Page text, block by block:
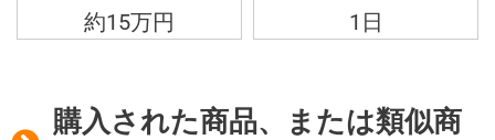
約15万円 1日
購入された商品、または類似商